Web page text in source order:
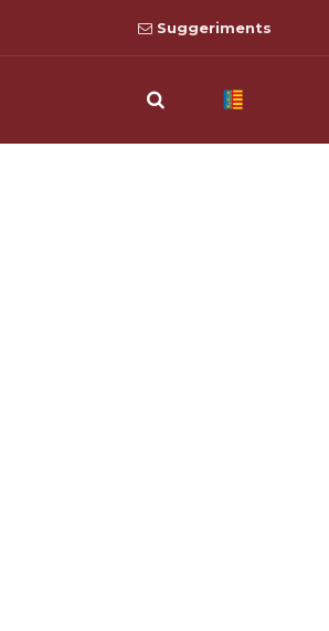
Suggeriments